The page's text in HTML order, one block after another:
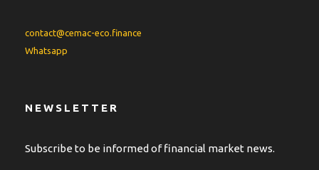
contact@cemac-eco.finance
Whatsapp
NEWSLETTER
Subscribe to be informed of financial market news.